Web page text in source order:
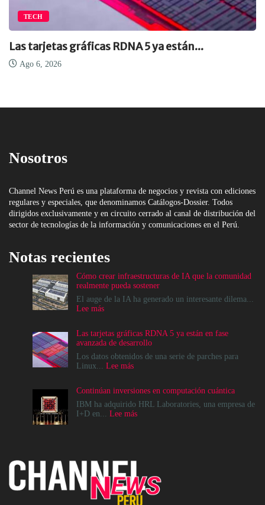
TECH
Las tarjetas gráficas RDNA 5 ya están...
Ago 6, 2026
Nosotros
Channel News Perú es una plataforma de negocios y revista con ediciones
regulares y especiales, que denominamos Catálogos-Dossier. Todos
dirigidos exclusivamente y en circuito cerrado al canal de distribución del
sector de tecnologías de la información y comunicaciones en el Perú.
Notas recientes
Cómo crear infraestructuras de IA que la comunidad
realmente pueda sostener
El auge de la IA ha generado un interesante dilema...
Lee más:
infraestructuras
de
IA
que
realmente
pueda
sostener
Las tarjetas gráficas RDNA 5 ya están en fase
avanzada de desarrollo
Los datos obtenidos de una serie de parches para
Linux... Lee más:
gráficas
RDNA
5
avanzada
desarrollo
Continúan inversiones en computación cuántica
IBM ha adquirido HRL Laboratories, una empresa de
I+D en... Lee más: